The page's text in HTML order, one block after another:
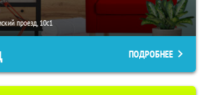
проезд, 10с1
ПОДРОБНЕЕ